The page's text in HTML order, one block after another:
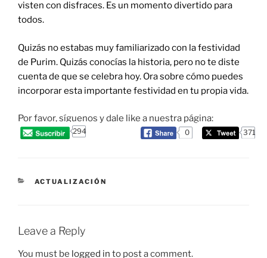
visten con disfraces. Es un momento divertido para
todos.
Quizás no estabas muy familiarizado con la festividad
de Purim. Quizás conocías la historia, pero no te diste
cuenta de que se celebra hoy. Ora sobre cómo puedes
incorporar esta importante festividad en tu propia vida.
Por favor, síguenos y dale like a nuestra página:
294 0 371
CATEGORIES
ACTUALIZACIÓN
Leave a Reply
You must be logged in to post a comment.